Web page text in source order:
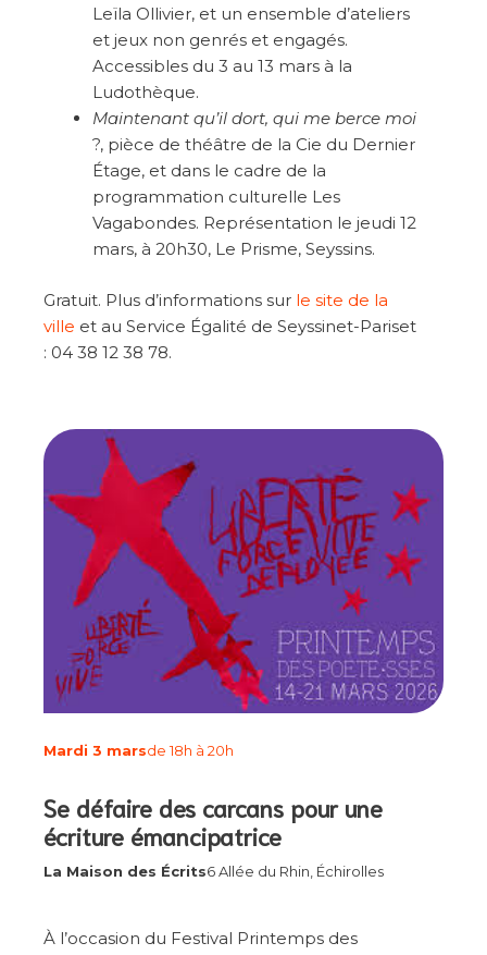
Leïla Ollivier, et un ensemble d’ateliers
et jeux non genrés et engagés.
Accessibles du 3 au 13 mars à la
Ludothèque.
Maintenant qu’il dort, qui me berce moi
?, pièce de théâtre de la Cie du Dernier
Étage, et dans le cadre de la
programmation culturelle Les
Vagabondes. Représentation le jeudi 12
mars, à 20h30, Le Prisme, Seyssins.
Gratuit. Plus d’informations sur le site de la
ville et au Service Égalité de Seyssinet-Pariset
: 04 38 12 38 78.
Mardi 3 marsde 18h à 20h
Se défaire des carcans pour une
écriture émancipatrice
La Maison des Écrits6 Allée du Rhin, Échirolles
À l’occasion du Festival Printemps des